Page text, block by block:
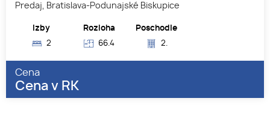
Predaj, Bratislava-Podunajské Biskupice
Izby
2
Rozloha
66.4
Poschodie
2.
Cena
Cena v RK